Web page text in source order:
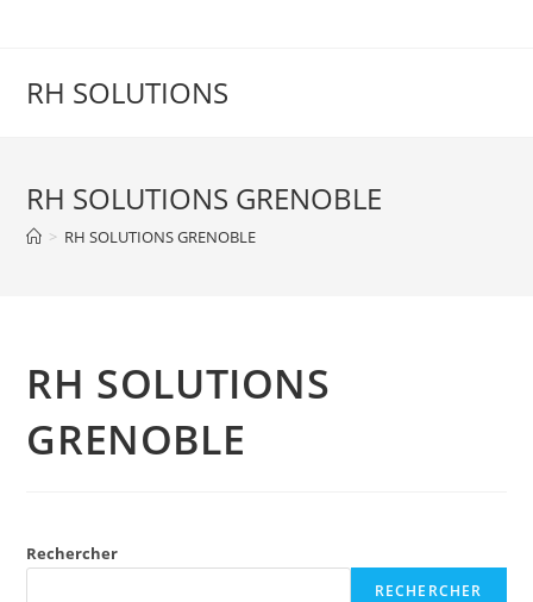
RH SOLUTIONS
RH SOLUTIONS GRENOBLE
> RH SOLUTIONS GRENOBLE
RH SOLUTIONS
GRENOBLE
Rechercher
RECHERCHER